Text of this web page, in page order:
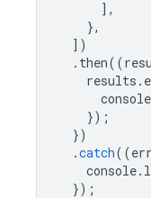
],
},
])
. then((
results .
console
});
})
.catch((
console.
});